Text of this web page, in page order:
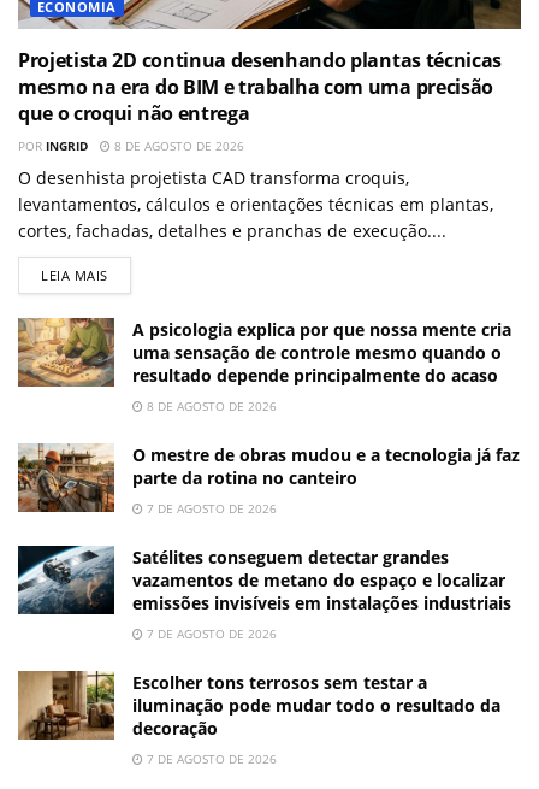
ECONOMIA
Projetista 2D continua desenhando plantas técnicas
mesmo na era do BIM e trabalha com uma precisão
que o croqui não entrega
POR INGRID 8 DE AGOSTO DE 2026
O desenhista projetista CAD transforma croquis,
levantamentos, cálculos e orientações técnicas em plantas,
cortes, fachadas, detalhes e pranchas de execução....
LEIA MAIS
A psicologia explica por que nossa mente cria
uma sensação de controle mesmo quando o
resultado depende principalmente do acaso
8 DE AGOSTO DE 2026
O mestre de obras mudou e a tecnologia já faz
parte da rotina no canteiro
7 DE AGOSTO DE 2026
Satélites conseguem detectar grandes
vazamentos de metano do espaço e localizar
emissões invisíveis em instalações industriais
7 DE AGOSTO DE 2026
Escolher tons terrosos sem testar a
iluminação pode mudar todo o resultado da
decoração
7 DE AGOSTO DE 2026